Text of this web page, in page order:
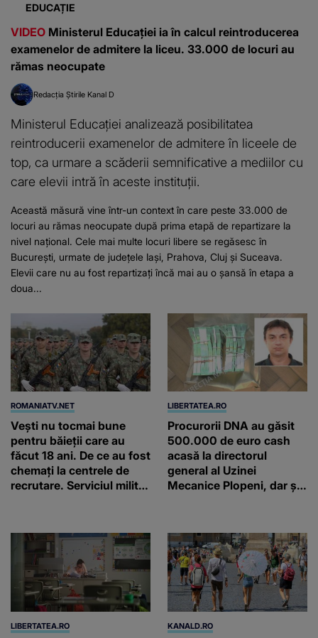
EDUCAȚIE
VIDEO Ministerul Educației ia în calcul reintroducerea
examenelor de admitere la liceu. 33.000 de locuri au
rămas neocupate
Redacția Știrile Kanal D
Ministerul Educației analizează posibilitatea
reintroducerii examenelor de admitere în liceele de
top, ca urmare a scăderii semnificative a mediilor cu
care elevii intră în aceste instituții.
Această măsură vine într-un context în care peste 33.000 de
locuri au rămas neocupate după prima etapă de repartizare la
nivel național. Cele mai multe locuri libere se regăsesc în
București, urmate de județele Iași, Prahova, Cluj și Suceava.
Elevii care nu au fost repartizați încă mai au o șansă în etapa a
doua...
ROMANIATV.NET
Vești nu tocmai bune
pentru băieții care au
făcut 18 ani. De ce au fost
chemați la centrele de
recrutare. Serviciul militar
LIBERTATEA.RO
Procurorii DNA au găsit
500.000 de euro cash
acasă la directorul
general al Uzinei
Mecanice Plopeni, dar și
LIBERTATEA.RO KANALD.RO